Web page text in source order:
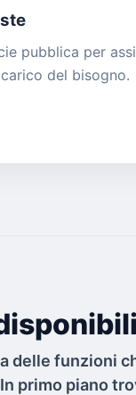
pubblica per
del bisogno.
delle funzioni
primo piano